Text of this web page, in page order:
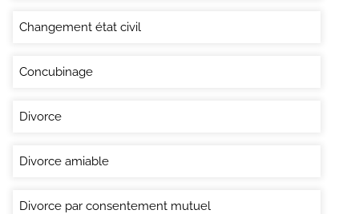
Changement état civil
Concubinage
Divorce
Divorce amiable
Divorce par consentement mutuel